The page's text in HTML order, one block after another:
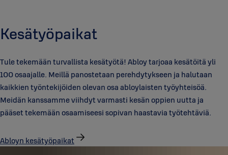
Kesätyöpaikat
Tule tekemään turvallista kesätyötä! Abloy tarjoaa kesätöitä yli
100 osaajalle. Meillä panostetaan perehdytykseen ja halutaan
kaikkien työntekijöiden olevan osa abloylaisten työyhteisöä.
Meidän kanssamme viihdyt varmasti kesän oppien uutta ja
pääset tekemään osaamiseesi sopivan haastavia työtehtäviä.
Abloyn kesätyöpaikat